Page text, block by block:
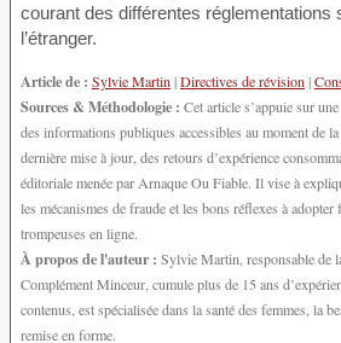
courant des différentes réglementations
l’étranger.
Article de : Sylvie Martin|Directives de révision|
Sources & Méthodologie : Cet article s’appuie sur
des informations publiques accessibles au moment de
dernière mise à jour, des retours d’expérience
éditoriale menée par Arnaque Ou Fiable. Il vise à
les mécanismes de fraude et les bons réflexes à adopter
trompeuses en ligne.
À propos de l'auteur : Sylvie Martin, responsable de
Complément Minceur, cumule plus de 15 ans
contenus, est spécialisée dans la santé des femmes, la
remise en forme.